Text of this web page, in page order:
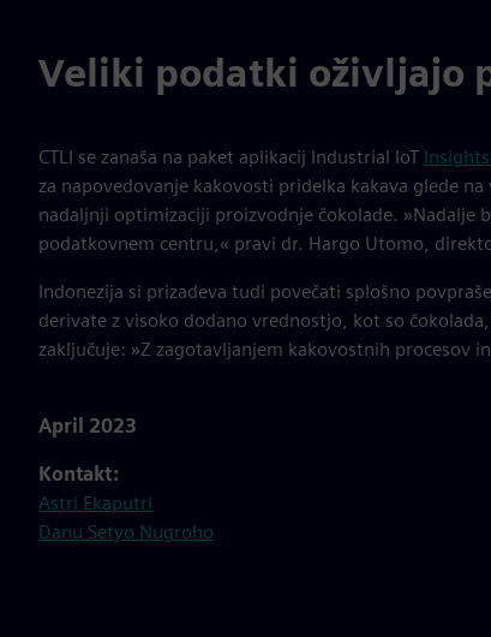
Veliki podatki oživljajo
CTLI se zanaša na paket aplikacij Industrial IoT
za napovedovanje kakovosti pridelka kakava glede
nadaljnji optimizaciji proizvodnje čokolade. »Nadalje
podatkovnem centru,« pravi dr. Hargo Utomo,
Indonezija si prizadeva tudi povečati splošno
derivate z visoko dodano vrednostjo, kot so
zaključuje: »Z zagotavljanjem kakovostnih procesov
April 2023
Kontakt:
Astri Ekaputri
Danu Setyo Nugroho